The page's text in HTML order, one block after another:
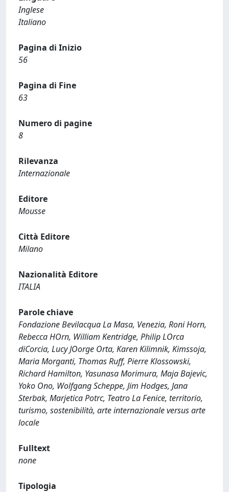
Inglese
Italiano
Pagina di Inizio
56
Pagina di Fine
63
Numero di pagine
8
Rilevanza
Internazionale
Editore
Mousse
Città Editore
Milano
Nazionalità Editore
ITALIA
Parole chiave
Fondazione Bevilacqua La Masa, Venezia, Roni Horn,
Rebecca HOrn, William Kentridge, Philip LOrca
diCorcia, Lucy JOorge Orta, Karen Kilimnik, Kimssoja,
Maria Morganti, Thomas Ruff, Pierre Klossowski,
Richard Hamilton, Yasunasa Morimura, Maja Bajevic,
Yoko Ono, Wolfgang Scheppe, Jim Hodges, Jana
Sterbak, Marjetica Potrc, Teatro La Fenice, territorio,
turismo, sostenibilità, arte internazionale versus arte
locale
Fulltext
none
Tipologia